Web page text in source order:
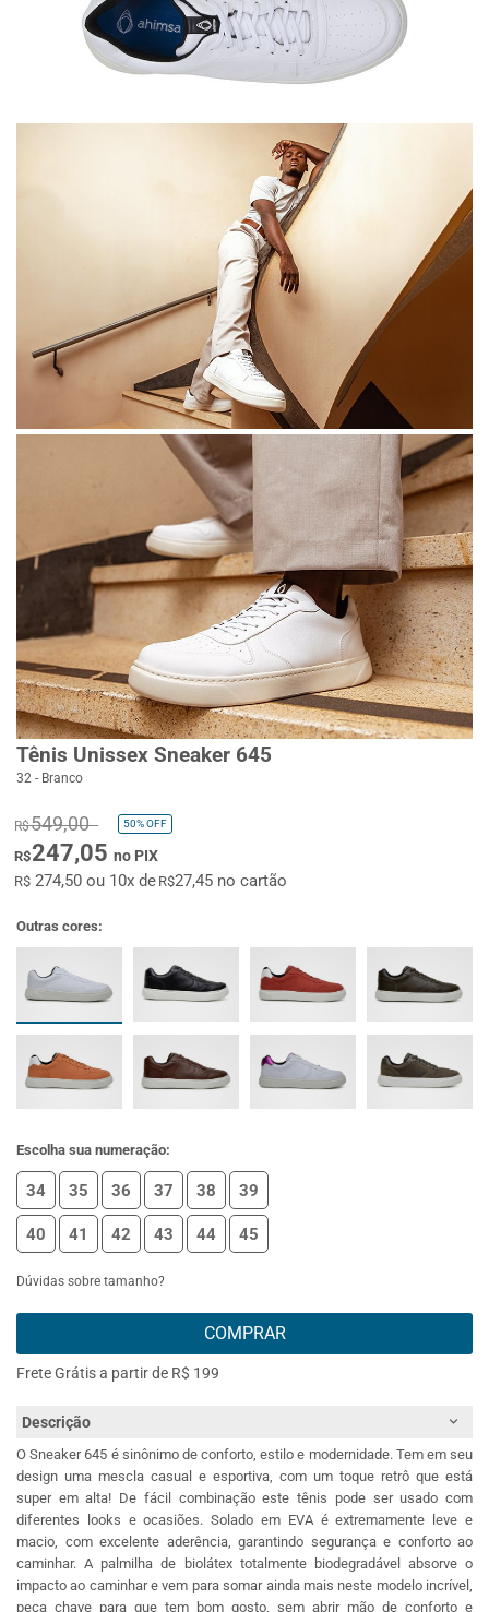
Tênis Unissex Sneaker 645
32 - Branco
R$549,00 50%OFF
R$247,05 no PIX
R$ 274,50 ou 10x deR$27,45 no cartão
Outras cores:
Escolha sua numeração:
34 35 36 37 38 39
40 41 42 43 44 45
Dúvidas sobre tamanho?
COMPRAR
Frete Grátis a partir de R$ 199
Descrição
O Sneaker 645 é sinônimo de conforto, estilo e modernidade. Tem em seu
design uma mescla casual e esportiva, com um toque retrô que está
super em alta! De fácil combinação este tênis pode ser usado com
diferentes looks e ocasiões. Solado em EVA é extremamente leve e
macio, com excelente aderência, garantindo segurança e conforto ao
caminhar. A palmilha de biolátex totalmente biodegradável absorve o
impacto ao caminhar e vem para somar ainda mais neste modelo incrível,
peça chave para que tem bom gosto, sem abrir mão de conforto e